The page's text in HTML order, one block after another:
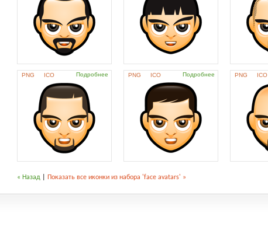
PNG ICO Подробнее PNG ICO Подробнее PNG ICO
« Назад Показать все иконки из набора 'face avatars' »